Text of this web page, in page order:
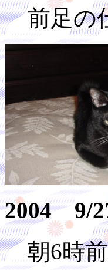
前足の
2004 9/
朝6時前